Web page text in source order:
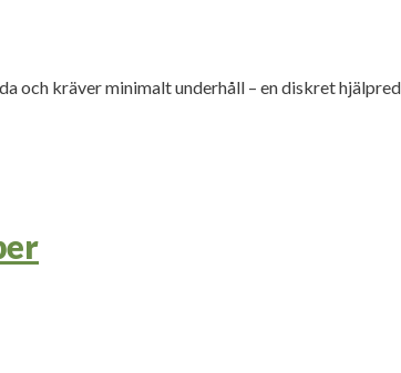
och kräver minimalt underhåll – en diskret